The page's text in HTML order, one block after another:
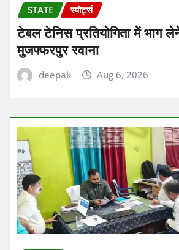
STATE स्पोर्ट्स
टेबल टेनिस प्रतियोगिता में भाग
मुजफ्फरपुर रवाना
deepak Aug 6, 2026